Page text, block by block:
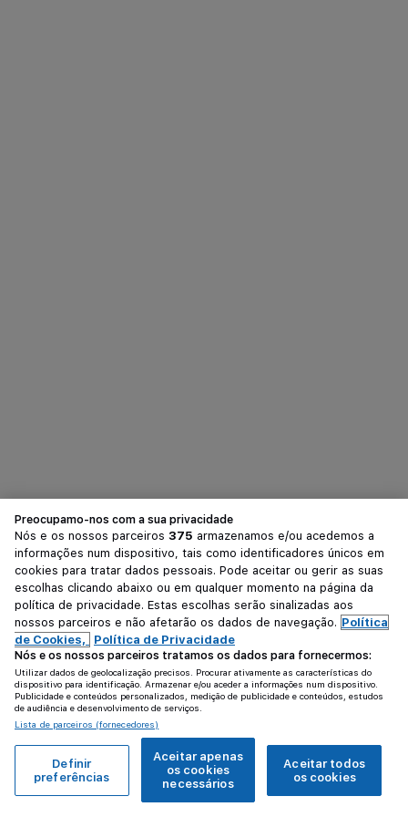
Preocupamo-nos com a sua privacidade
Nós e os nossos parceiros 375 armazenamos e/ou acedemos a
informações num dispositivo, tais como identificadores únicos em
cookies para tratar dados pessoais. Pode aceitar ou gerir as suas
escolhas clicando abaixo ou em qualquer momento na página da
política de privacidade. Estas escolhas serão sinalizadas aos
nossos parceiros e não afetarão os dados de navegação. Política
de Cookies,
Política de Privacidade
Nós e os nossos parceiros tratamos os dados para fornecermos:
Utilizar dados de geolocalização precisos. Procurar ativamente as características do
dispositivo para identificação. Armazenar e/ou aceder a informações num dispositivo.
Publicidade e conteúdos personalizados, medição de publicidade e conteúdos, estudos
de audiência e desenvolvimento de serviços.
Lista de parceiros (fornecedores)
Aceitar todos
os cookies
Aceitar apenas
os cookies
necessários
Definir
preferências